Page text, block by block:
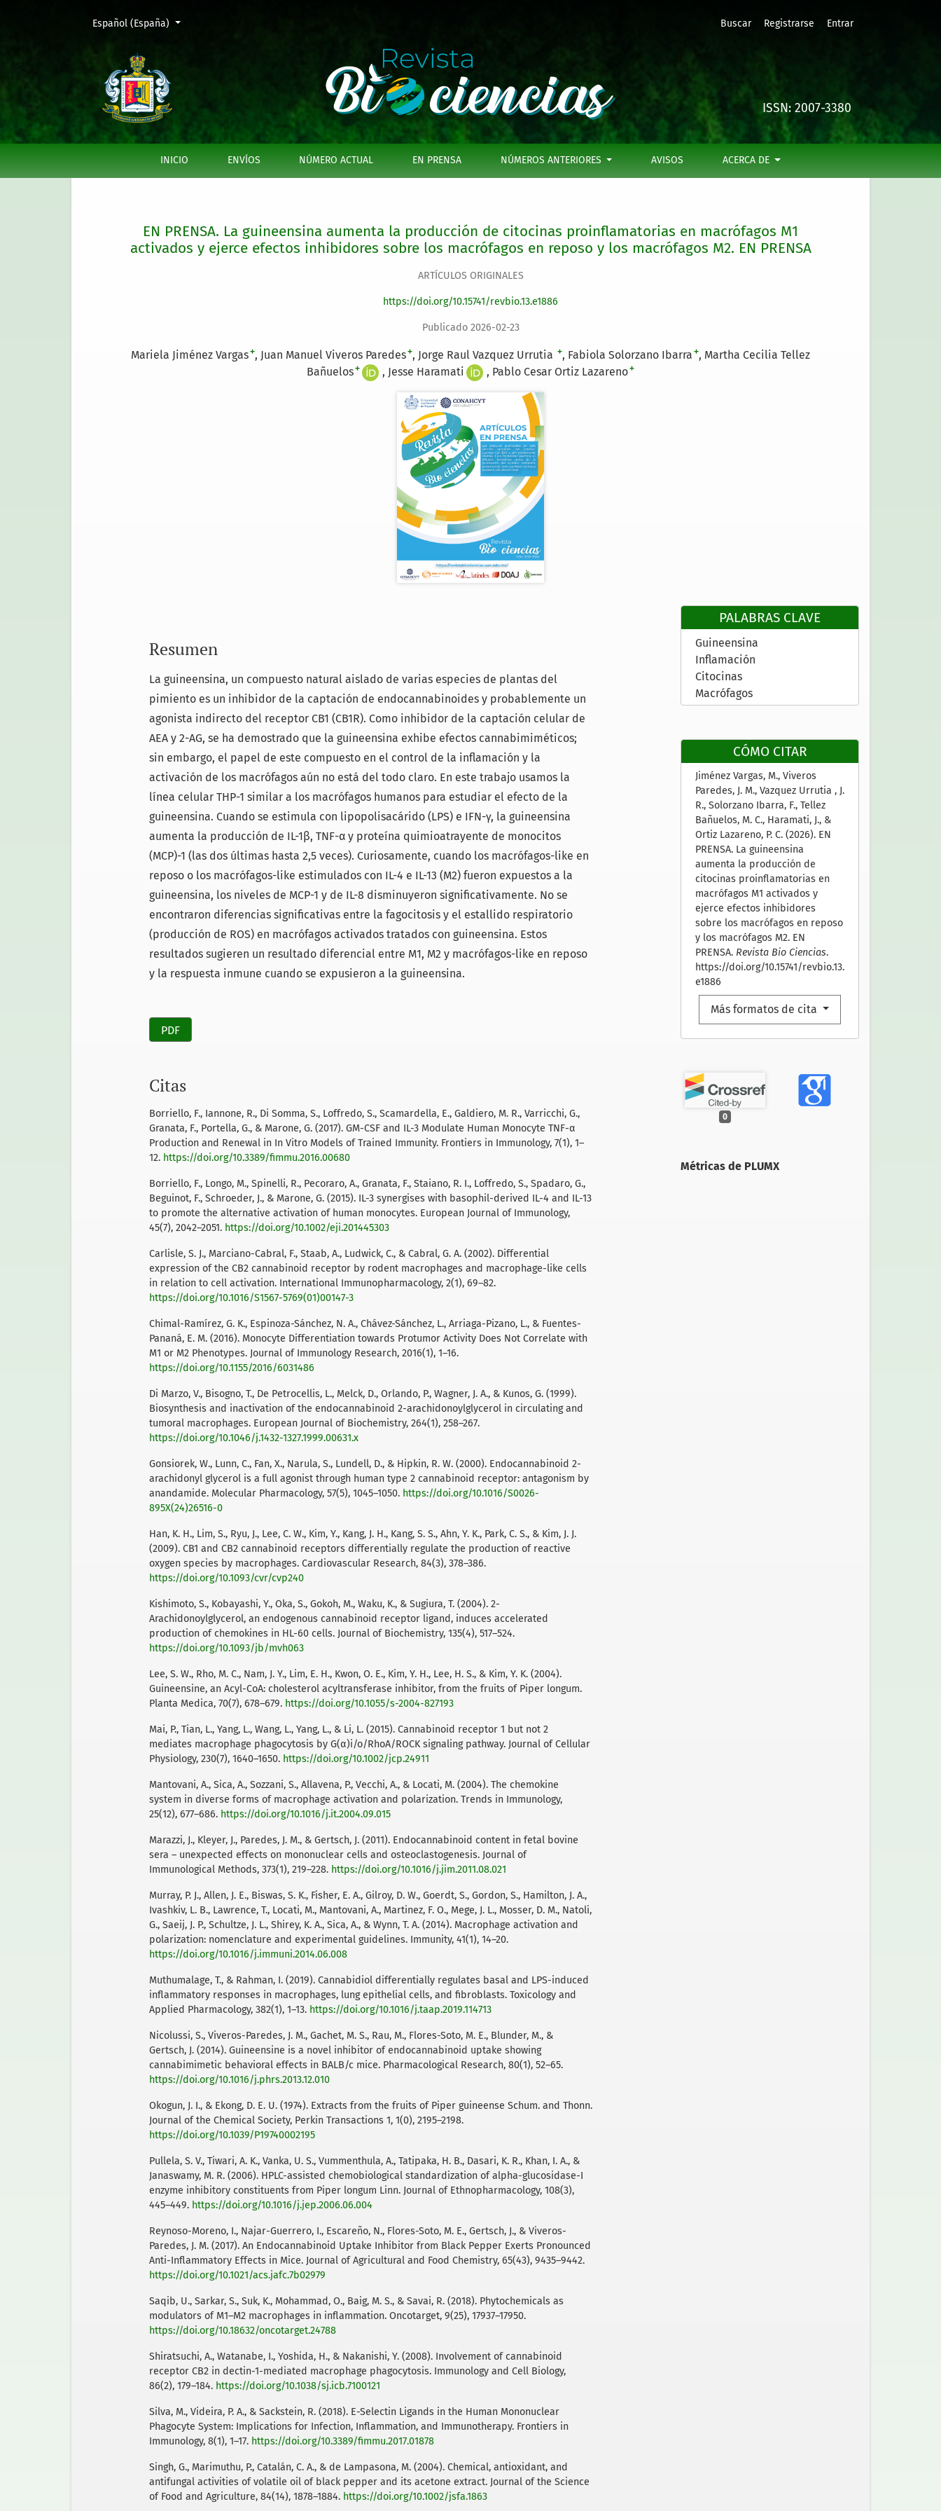
EN PRENSA. La guineensina aumenta la producción de citocinas proinflamatorias en macrófagos M1 activados y ejerce efectos inhibidores sobre los macrófagos en
ISSN: 2007-3380
Buscar Registrarse Entrar
Cambiar el idioma. El actual es:
Español (España)
INICIO ENVÍOS NÚMERO ACTUAL EN PRENSA NÚMEROS ANTERIORES AVISOS ACERCA DE
EN PRENSA. La guineensina aumenta la producción de citocinas proinflamatorias en macrófagos M1
activados y ejerce efectos inhibidores sobre los macrófagos en reposo y los macrófagos M2. EN PRENSA
ARTÍCULOS ORIGINALES
https://doi.org/10.15741/revbio.13.e1886
Publicado 2026-02-23
Mariela Jiménez Vargas+ Juan Manuel Viveros Paredes+ Jorge Raul Vazquez Urrutia + Fabiola Solorzano Ibarra +
Martha Cecilia Tellez
Bañuelos+ Jesse Haramati Pablo Cesar Ortiz Lazareno+
PALABRAS CLAVE
Guineensina
Inflamación
Citocinas
Macrófagos
CÓMO CITAR
Jiménez Vargas, M., Viveros
Paredes, J. M., Vazquez Urrutia , J.
R., Solorzano Ibarra, F., Tellez
Bañuelos, M. C., Haramati, J., &
Ortiz Lazareno, P. C. (2026). EN
PRENSA. La guineensina
aumenta la producción de
citocinas proinflamatorias en
macrófagos M1 activados y
ejerce efectos inhibidores
sobre los macrófagos en reposo
y los macrófagos M2. EN
PRENSA. Revista Bio Ciencias.
https://doi.org/10.15741/revbio.13.
e1886
Más formatos de cita
0
Métricas de PLUMX
Resumen
La guineensina, un compuesto natural aislado de varias especies de plantas del
pimiento es un inhibidor de la captación de endocannabinoides y probablemente un
agonista indirecto del receptor CB1 (CB1R). Como inhibidor de la captación celular de
AEA y 2-AG, se ha demostrado que la guineensina exhibe efectos cannabimiméticos;
sin embargo, el papel de este compuesto en el control de la inflamación y la
activación de los macrófagos aún no está del todo claro. En este trabajo usamos la
línea celular THP-1 similar a los macrófagos humanos para estudiar el efecto de la
guineensina. Cuando se estimula con lipopolisacárido (LPS) e IFN-γ, la guineensina
aumenta la producción de IL-1β, TNF-α y proteína quimioatrayente de monocitos
(MCP)-1 (las dos últimas hasta 2,5 veces). Curiosamente, cuando los macrófagos-like en
reposo o los macrófagos-like estimulados con IL-4 e IL-13 (M2) fueron expuestos a la
guineensina, los niveles de MCP-1 y de IL-8 disminuyeron significativamente. No se
encontraron diferencias significativas entre la fagocitosis y el estallido respiratorio
(producción de ROS) en macrófagos activados tratados con guineensina. Estos
resultados sugieren un resultado diferencial entre M1, M2 y macrófagos-like en reposo
y la respuesta inmune cuando se expusieron a la guineensina.
PDF
Citas
Borriello, F., Iannone, R., Di Somma, S., Loffredo, S., Scamardella, E., Galdiero, M. R., Varricchi, G.,
Granata, F., Portella, G., & Marone, G. (2017). GM-CSF and IL-3 Modulate Human Monocyte TNF-α
Production and Renewal in In Vitro Models of Trained Immunity. Frontiers in Immunology, 7(1), 1–
12. https://doi.org/10.3389/fimmu.2016.00680
Borriello, F., Longo, M., Spinelli, R., Pecoraro, A., Granata, F., Staiano, R. I., Loffredo, S., Spadaro, G.,
Beguinot, F., Schroeder, J., & Marone, G. (2015). IL-3 synergises with basophil-derived IL-4 and IL-13
to promote the alternative activation of human monocytes. European Journal of Immunology,
45(7), 2042–2051. https://doi.org/10.1002/eji.201445303
Carlisle, S. J., Marciano-Cabral, F., Staab, A., Ludwick, C., & Cabral, G. A. (2002). Differential
expression of the CB2 cannabinoid receptor by rodent macrophages and macrophage-like cells
in relation to cell activation. International Immunopharmacology, 2(1), 69–82.
https://doi.org/10.1016/S1567-5769(01)00147-3
Chimal-Ramírez, G. K., Espinoza-Sánchez, N. A., Chávez-Sánchez, L., Arriaga-Pizano, L., & Fuentes-
Pananá, E. M. (2016). Monocyte Differentiation towards Protumor Activity Does Not Correlate with
M1 or M2 Phenotypes. Journal of Immunology Research, 2016(1), 1–16.
https://doi.org/10.1155/2016/6031486
Di Marzo, V., Bisogno, T., De Petrocellis, L., Melck, D., Orlando, P., Wagner, J. A., & Kunos, G. (1999).
Biosynthesis and inactivation of the endocannabinoid 2-arachidonoylglycerol in circulating and
tumoral macrophages. European Journal of Biochemistry, 264(1), 258–267.
https://doi.org/10.1046/j.1432-1327.1999.00631.x
Gonsiorek, W., Lunn, C., Fan, X., Narula, S., Lundell, D., & Hipkin, R. W. (2000). Endocannabinoid 2-
arachidonyl glycerol is a full agonist through human type 2 cannabinoid receptor: antagonism by
anandamide. Molecular Pharmacology, 57(5), 1045–1050. https://doi.org/10.1016/S0026-
895X(24)26516-0
Han, K. H., Lim, S., Ryu, J., Lee, C. W., Kim, Y., Kang, J. H., Kang, S. S., Ahn, Y. K., Park, C. S., & Kim, J. J.
(2009). CB1 and CB2 cannabinoid receptors differentially regulate the production of reactive
oxygen species by macrophages. Cardiovascular Research, 84(3), 378–386.
https://doi.org/10.1093/cvr/cvp240
Kishimoto, S., Kobayashi, Y., Oka, S., Gokoh, M., Waku, K., & Sugiura, T. (2004). 2-
Arachidonoylglycerol, an endogenous cannabinoid receptor ligand, induces accelerated
production of chemokines in HL-60 cells. Journal of Biochemistry, 135(4), 517–524.
https://doi.org/10.1093/jb/mvh063
Lee, S. W., Rho, M. C., Nam, J. Y., Lim, E. H., Kwon, O. E., Kim, Y. H., Lee, H. S., & Kim, Y. K. (2004).
Guineensine, an Acyl-CoA: cholesterol acyltransferase inhibitor, from the fruits of Piper longum.
Planta Medica, 70(7), 678–679. https://doi.org/10.1055/s-2004-827193
Mai, P., Tian, L., Yang, L., Wang, L., Yang, L., & Li, L. (2015). Cannabinoid receptor 1 but not 2
mediates macrophage phagocytosis by G(α)i/o/RhoA/ROCK signaling pathway. Journal of Cellular
Physiology, 230(7), 1640–1650. https://doi.org/10.1002/jcp.24911
Mantovani, A., Sica, A., Sozzani, S., Allavena, P., Vecchi, A., & Locati, M. (2004). The chemokine
system in diverse forms of macrophage activation and polarization. Trends in Immunology,
25(12), 677–686. https://doi.org/10.1016/j.it.2004.09.015
Marazzi, J., Kleyer, J., Paredes, J. M., & Gertsch, J. (2011). Endocannabinoid content in fetal bovine
sera – unexpected effects on mononuclear cells and osteoclastogenesis. Journal of
Immunological Methods, 373(1), 219–228. https://doi.org/10.1016/j.jim.2011.08.021
Murray, P. J., Allen, J. E., Biswas, S. K., Fisher, E. A., Gilroy, D. W., Goerdt, S., Gordon, S., Hamilton, J. A.,
Ivashkiv, L. B., Lawrence, T., Locati, M., Mantovani, A., Martinez, F. O., Mege, J. L., Mosser, D. M., Natoli,
G., Saeij, J. P., Schultze, J. L., Shirey, K. A., Sica, A., & Wynn, T. A. (2014). Macrophage activation and
polarization: nomenclature and experimental guidelines. Immunity, 41(1), 14–20.
https://doi.org/10.1016/j.immuni.2014.06.008
Muthumalage, T., & Rahman, I. (2019). Cannabidiol differentially regulates basal and LPS-induced
inflammatory responses in macrophages, lung epithelial cells, and fibroblasts. Toxicology and
Applied Pharmacology, 382(1), 1–13. https://doi.org/10.1016/j.taap.2019.114713
Nicolussi, S., Viveros-Paredes, J. M., Gachet, M. S., Rau, M., Flores-Soto, M. E., Blunder, M., &
Gertsch, J. (2014). Guineensine is a novel inhibitor of endocannabinoid uptake showing
cannabimimetic behavioral effects in BALB/c mice. Pharmacological Research, 80(1), 52–65.
https://doi.org/10.1016/j.phrs.2013.12.010
Okogun, J. I., & Ekong, D. E. U. (1974). Extracts from the fruits of Piper guineense Schum. and Thonn.
Journal of the Chemical Society, Perkin Transactions 1, 1(0), 2195–2198.
https://doi.org/10.1039/P19740002195
Pullela, S. V., Tiwari, A. K., Vanka, U. S., Vummenthula, A., Tatipaka, H. B., Dasari, K. R., Khan, I. A., &
Janaswamy, M. R. (2006). HPLC-assisted chemobiological standardization of alpha-glucosidase-I
enzyme inhibitory constituents from Piper longum Linn. Journal of Ethnopharmacology, 108(3),
445–449. https://doi.org/10.1016/j.jep.2006.06.004
Reynoso-Moreno, I., Najar-Guerrero, I., Escareño, N., Flores-Soto, M. E., Gertsch, J., & Viveros-
Paredes, J. M. (2017). An Endocannabinoid Uptake Inhibitor from Black Pepper Exerts Pronounced
Anti-Inflammatory Effects in Mice. Journal of Agricultural and Food Chemistry, 65(43), 9435–9442.
https://doi.org/10.1021/acs.jafc.7b02979
Saqib, U., Sarkar, S., Suk, K., Mohammad, O., Baig, M. S., & Savai, R. (2018). Phytochemicals as
modulators of M1–M2 macrophages in inflammation. Oncotarget, 9(25), 17937–17950.
https://doi.org/10.18632/oncotarget.24788
Shiratsuchi, A., Watanabe, I., Yoshida, H., & Nakanishi, Y. (2008). Involvement of cannabinoid
receptor CB2 in dectin-1-mediated macrophage phagocytosis. Immunology and Cell Biology,
86(2), 179–184. https://doi.org/10.1038/sj.icb.7100121
Silva, M., Videira, P. A., & Sackstein, R. (2018). E-Selectin Ligands in the Human Mononuclear
Phagocyte System: Implications for Infection, Inflammation, and Immunotherapy. Frontiers in
Immunology, 8(1), 1–17. https://doi.org/10.3389/fimmu.2017.01878
Singh, G., Marimuthu, P., Catalán, C. A., & de Lampasona, M. (2004). Chemical, antioxidant, and
antifungal activities of volatile oil of black pepper and its acetone extract. Journal of the Science
of Food and Agriculture, 84(14), 1878–1884. https://doi.org/10.1002/jsfa.1863